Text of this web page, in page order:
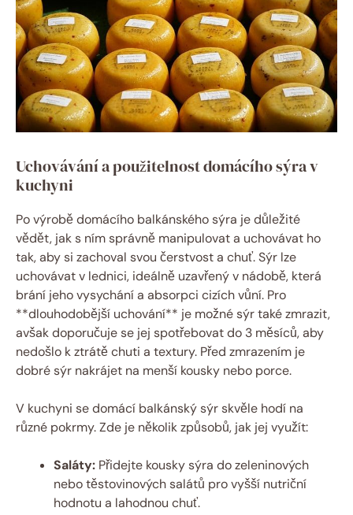
Uchovávání a použitelnost domácího sýra v
kuchyni
Po výrobě domácího balkánského sýra je důležité
vědět, jak s ním správně manipulovat a uchovávat ho
tak, aby si zachoval svou čerstvost a chuť. Sýr lze
uchovávat v lednici, ideálně uzavřený v nádobě, která
brání jeho vysychání a absorpci cizích vůní. Pro
**dlouhodobější uchování** je možné sýr také zmrazit,
avšak doporučuje se jej spotřebovat do 3 měsíců, aby
nedošlo k ztrátě chuti a textury. Před zmrazením je
dobré sýr nakrájet na menší kousky nebo porce.
V kuchyni se domácí balkánský sýr skvěle hodí na
různé pokrmy. Zde je několik způsobů, jak jej využít:
Saláty: Přidejte kousky sýra do zeleninových
nebo těstovinových salátů pro vyšší nutriční
hodnotu a lahodnou chuť.